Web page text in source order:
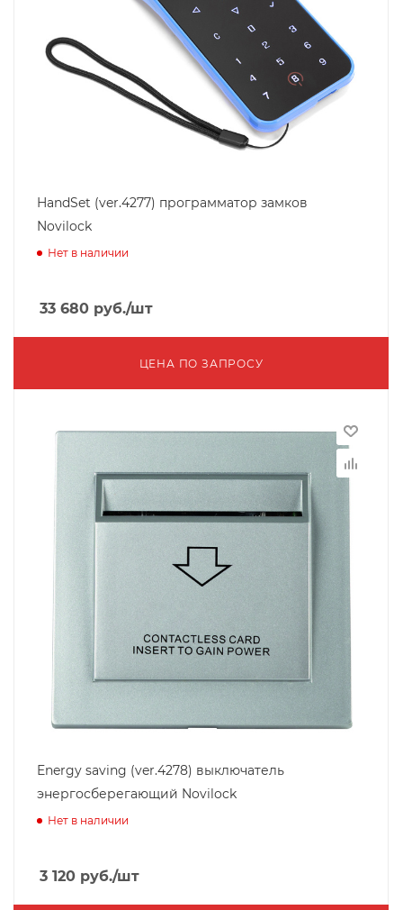
HandSet (ver.4277) программатор замков
Novilock
Нет в наличии
33 680 руб./шт
ЦЕНА ПО ЗАПРОСУ
Energy saving (ver.4278) выключатель
энергосберегающий Novilock
Нет в наличии
3 120 руб./шт